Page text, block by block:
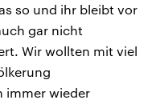
so und ihr bleibt vor
gar nicht
Wir wollten mit viel
immer wieder